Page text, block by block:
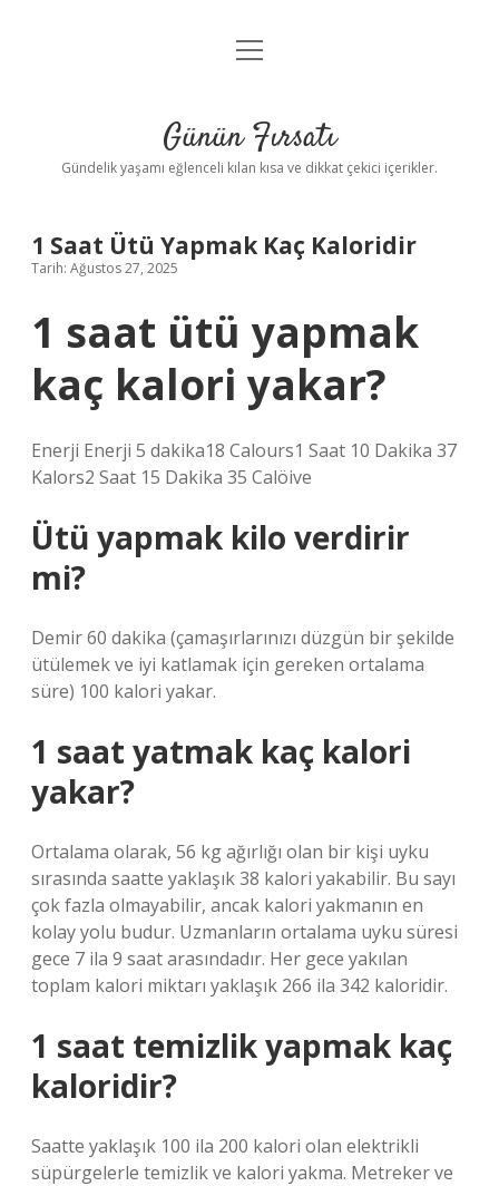
Anasayfa
Yasal Uyarı
menüyü
Günün Fırsatı
Gündelik yaşamı eğlenceli kılan kısa ve dikkat çekici içerikler.
1 Saat Ütü Yapmak Kaç Kaloridir
Tarih: Ağustos 27, 2025
1 saat ütü yapmak
kaç kalori yakar?
Enerji Enerji 5 dakika18 Calours1 Saat 10 Dakika 37
Kalors2 Saat 15 Dakika 35 Calöive
Ütü yapmak kilo verdirir
mi?
Demir 60 dakika (çamaşırlarınızı düzgün bir şekilde
ütülemek ve iyi katlamak için gereken ortalama
süre) 100 kalori yakar.
1 saat yatmak kaç kalori
yakar?
Ortalama olarak, 56 kg ağırlığı olan bir kişi uyku
sırasında saatte yaklaşık 38 kalori yakabilir. Bu sayı
çok fazla olmayabilir, ancak kalori yakmanın en
kolay yolu budur. Uzmanların ortalama uyku süresi
gece 7 ila 9 saat arasındadır. Her gece yakılan
toplam kalori miktarı yaklaşık 266 ila 342 kaloridir.
1 saat temizlik yapmak kaç
kaloridir?
Saatte yaklaşık 100 ila 200 kalori olan elektrikli
süpürgelerle temizlik ve kalori yakma. Metreker ve